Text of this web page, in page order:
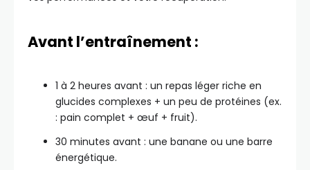
Avant l’entraînement :
1 à 2 heures avant : un repas léger riche en
glucides complexes + un peu de protéines (ex.
: pain complet + œuf + fruit).
30 minutes avant : une banane ou une barre
énergétique.